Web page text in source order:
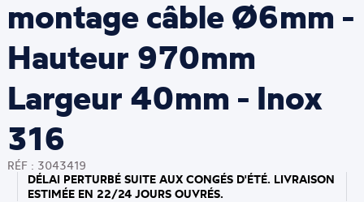
montage câble Ø6mm -
Hauteur 970mm
Largeur 40mm - Inox
316
RÉF : 3043419
DÉLAI PERTURBÉ SUITE AUX CONGÉS D'ÉTÉ. LIVRAISON
ESTIMÉE EN 22/24 JOURS OUVRÉS.